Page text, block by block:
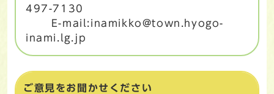
497-7130
E-mail:inamikko@town.hyogo-
inami.lg.jp
ご意見をお聞かせください